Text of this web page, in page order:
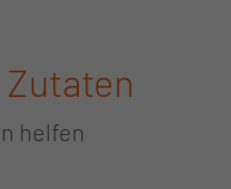
Zutaten
helfen